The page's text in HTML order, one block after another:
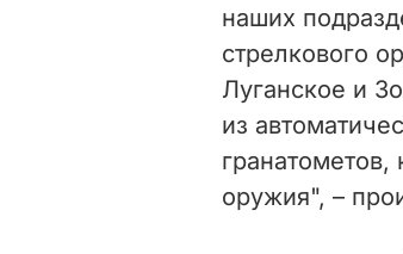
наших
стрелкового
Луганское и
из
оружия", –